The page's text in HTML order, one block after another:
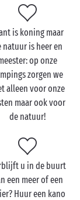
… Waag u
alle pracht van
onze
wijze
op, op een van
door de
een volledig
Welkom thuis
is koning maar
natuur is heer en
op onze
zorgen we
alleen voor onze
maar ook voor
de natuur!
u in de buurt
een meer of een
Huur een kano